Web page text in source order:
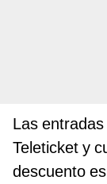
Las
Teleticket y
descuento